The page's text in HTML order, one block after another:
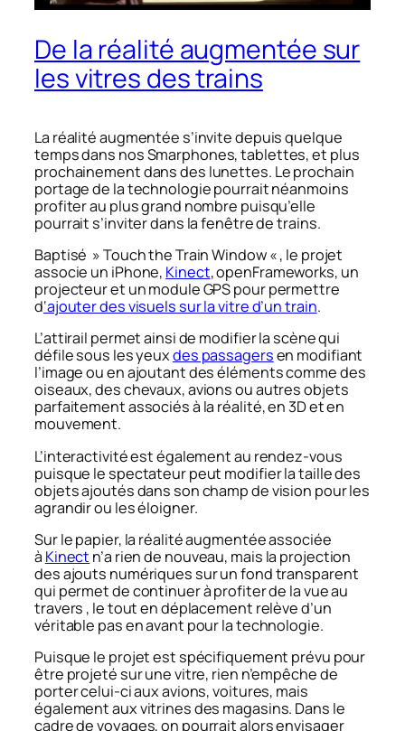
De la réalité augmentée sur
les vitres des trains
La réalité augmentée s’invite depuis quelque
temps dans nos Smarphones, tablettes, et plus
prochainement dans des lunettes. Le prochain
portage de la technologie pourrait néanmoins
profiter au plus grand nombre puisqu’elle
pourrait s’inviter dans la fenêtre de trains.
Baptisé » Touch the Train Window « , le projet
associe un iPhone, Kinect, openFrameworks, un
projecteur et un module GPS pour permettre
d‘ajouter des visuels sur la vitre d’un train.
L’attirail permet ainsi de modifier la scène qui
défile sous les yeuxdes passagersen modifiant
l’image ou en ajoutant des éléments comme des
oiseaux, des chevaux, avions ou autres objets
parfaitement associés à la réalité, en 3D et en
mouvement.
L’interactivité est également au rendez-vous
puisque le spectateur peut modifier la taille des
objets ajoutés dans son champ de vision pour les
agrandir ou les éloigner.
Sur le papier, la réalité augmentée associée
à Kinect n’a rien de nouveau, mais la projection
des ajouts numériques sur un fond transparent
qui permet de continuer à profiter de la vue au
travers , le tout en déplacement relève d’un
véritable pas en avant pour la technologie.
Puisque le projet est spécifiquement prévu pour
être projeté sur une vitre, rien n’empêche de
porter celui-ci aux avions, voitures, mais
également aux vitrines des magasins. Dans le
cadre de voyages, on pourrait alors envisager